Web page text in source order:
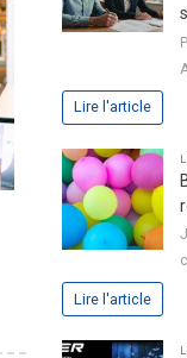
Lire l'article
Lire l'article